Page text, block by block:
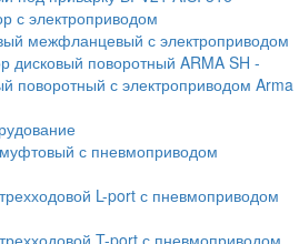
с электроприводом
межфланцевый с электроприводом
дисковый поворотный ARMA SH -
поворотный с электроприводом Arma
с пневмоприводом
L-port с пневмоприводом
T-port с пневмоприводом